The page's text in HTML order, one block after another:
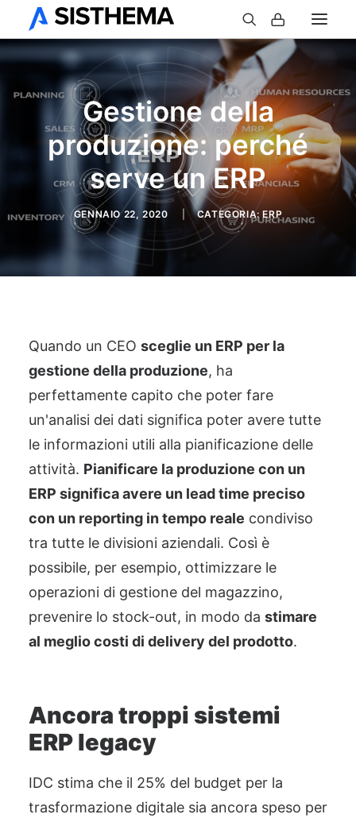
Gestione della
produzione: perché
serve un ERP
GENNAIO 22, 2020 CATEGORIA:ERP
Quando un CEO sceglie un ERP per la
gestione della produzione, ha
perfettamente capito che poter fare
un'analisi dei dati significa poter avere tutte
le informazioni utili alla pianificazione delle
attività. Pianificare la produzione con un
ERP significa avere un lead time preciso
con un reporting in tempo reale condiviso
tra tutte le divisioni aziendali. Così è
possibile, per esempio, ottimizzare le
operazioni di gestione del magazzino,
prevenire lo stock-out, in modo da stimare
al meglio costi di delivery del prodotto.
Ancora troppi sistemi
ERP legacy
IDC stima che il 25% del budget per la
trasformazione digitale sia ancora speso per